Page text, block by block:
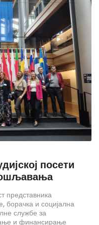
посети
представника
борачка и социјална
службе за
и финансирање